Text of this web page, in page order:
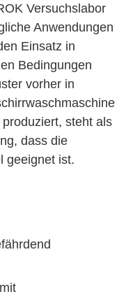
Versuchslabor
Anwendungen
Einsatz in
Bedingungen
vorher in
steht als
dass die
geeignet ist.